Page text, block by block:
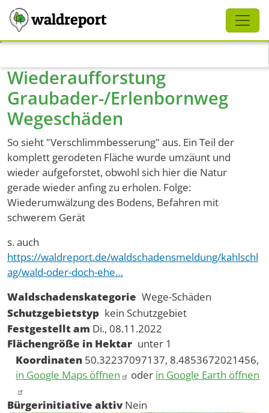
waldreport
Wiederaufforstung
Graubader-/Erlenbornweg
Wegeschäden
So sieht "Verschlimmbesserung" aus. Ein Teil der
komplett gerodeten Fläche wurde umzäunt und
wieder aufgeforstet, obwohl sich hier die Natur
gerade wieder anfing zu erholen. Folge:
Wiederumwälzung des Bodens, Befahren mit
schwerem Gerät
s. auch
https://waldreport.de/waldschadensmeldung/kahlschl
ag/wald-oder-doch-ehe…
Waldschadenskategorie Wege-Schäden
Schutzgebietstyp kein Schutzgebiet
Festgestellt am Di., 08.11.2022
Flächengröße in Hektar unter 1
Koordinaten 50.32237097137, 8.4853672021456,
in Google Maps öffnen
oder in Google Earth öffnen
Bürgerinitiative aktiv Nein
Schliessen